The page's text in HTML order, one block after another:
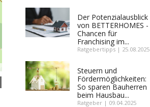
Der Potenzialausblick
von BETTERHOMES -
Chancen für
Franchising im...
Ratgebertipps | 25.08.2025
Steuern und
Fördermöglichkeiten:
So sparen Bauherren
beim Hausbau...
Ratgeber | 09.04.2025